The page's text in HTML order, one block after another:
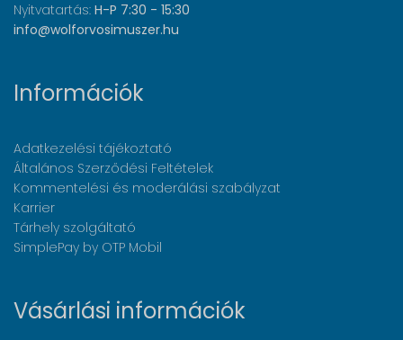
Nyitvatartás: H-P 7:30 - 15:30
info@wolforvosimuszer.hu
Információk
Adatkezelési tájékoztató
Általános Szerződési Feltételek
Kommentelési és moderálási szabályzat
Karrier
Tárhely szolgáltató
SimplePay by OTP Mobil
Vásárlási információk